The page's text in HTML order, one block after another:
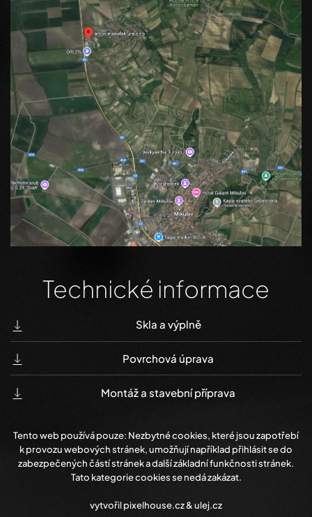
Technické informace
Skla a výplně
Povrchová úprava
Montáž a stavební příprava
Tento web používá pouze: Nezbytné cookies, které jsou zapotřebí
k provozu webových stránek, umožňují například přihlásit se do
zabezpečených částí stránek a další základní funkčnosti stránek.
Tato kategorie cookies se nedá zakázat.
vytvořilpixelhouse.cz&ulej.cz